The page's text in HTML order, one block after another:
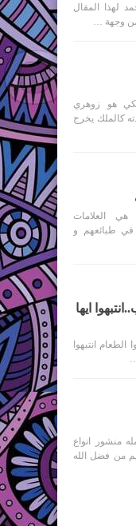
لهذا المقال
وجهة …
هو زوهري
كالملك يخرج
العلامات
في طبائعهم و
ايها
الطعام انتبهوا
منشور انواع
من فضل الله